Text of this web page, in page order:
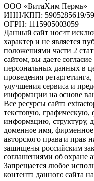
ООО «ВитаХим Пермь»
ИНН/КПП: 5905285619/
ОГРН: 1115905003059
Данный сайт носит
характер и не является
положениями части 2
сайтом, вы даете
персональных данных в
проведения
улучшения сервиса и
информации на основе
Все ресурсы сайта
текстовую, графическую,
информацию, структуру,
доменное имя,
авторского права и прав
защищены российским
соглашениями об охране
Запрещается любое
контента данного сайта